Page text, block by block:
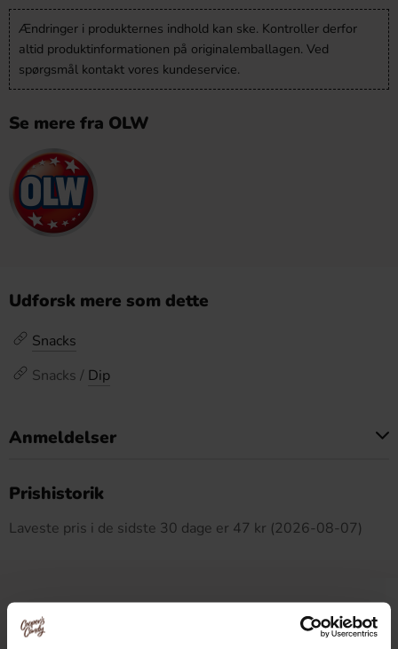
Ændringer i produkternes indhold kan ske. Kontroller derfor
altid produktinformationen på originalemballagen. Ved
spørgsmål kontakt vores kundeservice.
Se mere fra OLW
Udforsk mere som dette
Snacks
Snacks / Dip
Anmeldelser
Prishistorik
Laveste pris i de sidste 30 dage er 47 kr (2026-08-07)
Relaterede produkter